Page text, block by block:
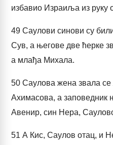
избавио Израиља из руку
49 Саулови синови су
Сув, а његове две ћерке
а млађа Михала.
50 Саулова жена звала
Ахимасова, а заповедник
Авенир, син Нера,
51 А Кис, Саулов отац, и